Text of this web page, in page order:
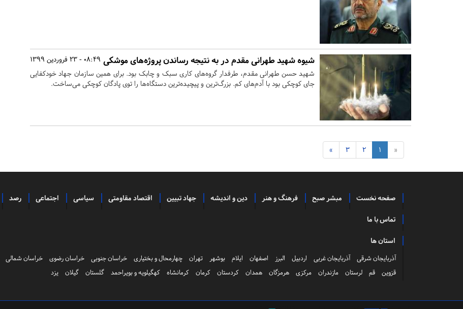
08:49 - 23 فروردین 1399 شیوه شهید طهرانی مقدم در به نتیجه رساندن پروژه‌های موشکی
شهید حسن طهرانی مقدم، طرفدار گروه‌های کاری سبک و چابک بود. برای همین سازمان جهاد خودکفایی
جای کوچکی بود با آدم‌های کم. بزرگ‌ترین و پیچیده‌ترین دستگاه‌ها را توی پادگان کوچکی می‌ساخت.
«
1
2
3
»
صفحه نخست مبشر صبح فرهنگ و هنر دین و اندیشه جهاد تبیین اقتصاد مقاومتی سیاسی اجتماعی رصد
تماس با ما
استان ها
آذربایجان شرقی آذربایجان غربی اردبیل البرز اصفهان ایلام بوشهر تهران چهارمحال و بختیاری خراسان جنوبی خراسان رضوی خراسان شمالی
قزوین
قم لرستان مازندران مرکزی هرمزگان همدان کردستان کرمان کرمانشاه کهگیلویه و بویراحمد گلستان گیلان یزد